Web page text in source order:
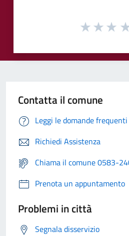
Contatta il comune
Leggi le domande frequenti
Richiedi Assistenza
Chiama il comune 0583-
Prenota un appuntamento
Problemi in città
Segnala disservizio